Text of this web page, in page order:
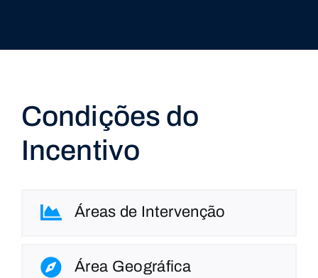
Condições do
Incentivo
Áreas de Intervenção
Área Geográfica